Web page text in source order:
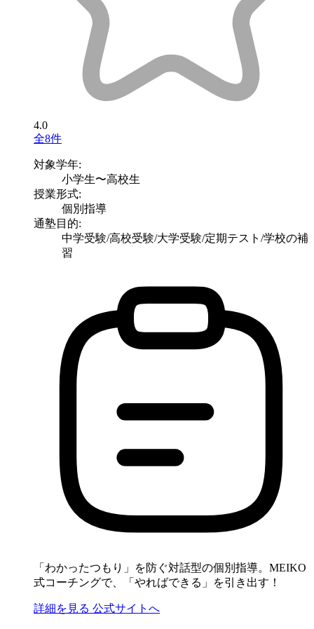
4.0
全8件
対象学年:
小学生〜高校生
授業形式:
個別指導
通塾目的:
中学受験/高校受験/大学受験/定期テスト/学校の補
習
「わかったつもり」を防ぐ対話型の個別指導。MEIKO
式コーチングで、「やればできる」を引き出す！
詳細を見る 公式サイトへ